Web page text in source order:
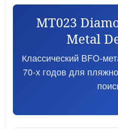
MT023
Metal
Классический BFO-
70-х годов для